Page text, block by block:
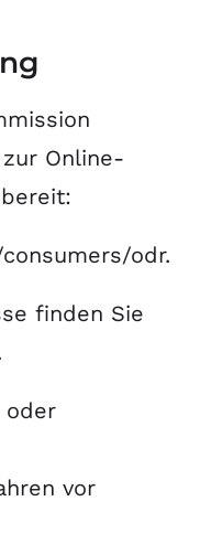
Online-
odr.
finden Sie
oder
vor